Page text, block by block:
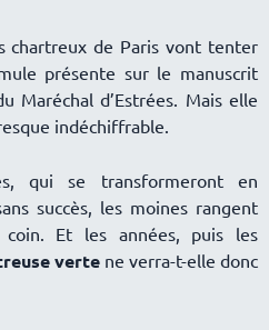
chartreux de Paris vont tenter
présente sur le manuscrit
Maréchal d’Estrées. Mais elle
indéchiffrable.
qui se transformeront en
succès, les moines rangent
Et les années, puis les
verte ne verra-t-elle donc